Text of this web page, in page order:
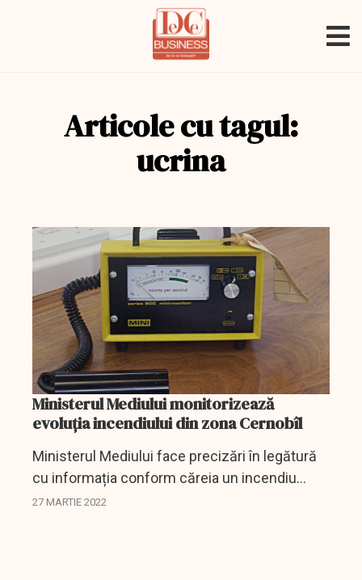
Articole cu tagul:
ucrina
Ministerul Mediului monitorizează
evoluția incendiului din zona Cernobîl
Ministerul Mediului face precizări în legătură
cu informația conform căreia un incendiu
masiv de pădure are loc în zona de excluziune
27 MARTIE 2022